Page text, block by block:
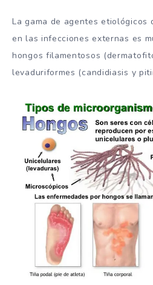
La gama de agentes etiológicos
en las infecciones externas es
hongos filamentosos
levaduriformes (candidiasis y